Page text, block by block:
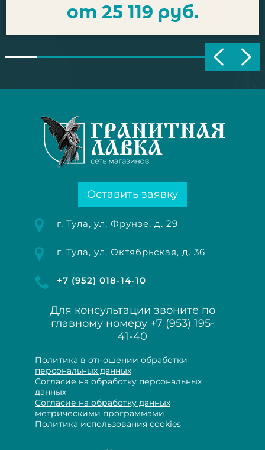
от 25 119 руб.
Оставить заявку
г. Тула, ул. Фрунзе, д. 29
г. Тула, ул. Октябрьская, д. 36
+7 (952) 018-14-10
Для консультации звоните по
главному номеру +7 (953) 195-
41-40
Политика в отношении обработки
персональных данных
Согласие на обработку персональных
данных
Согласие на обработку данных
метрическими программами
Политика использования cookies